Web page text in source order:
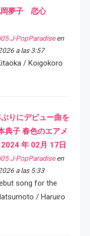
岡夢子 恋心
J-PopParadiseen
a las 3:57
/ Koigokoro
ぶりにデビュー曲を
典子 春色のエアメ
年 02月 17日
J-PopParadiseen
a las 5:33
song for the
/ Haruiro